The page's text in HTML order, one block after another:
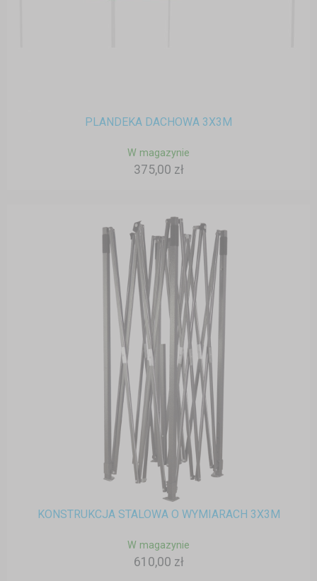
PLANDEKA DACHOWA 3X3M
W magazynie
375,00 zł
KONSTRUKCJA STALOWA O WYMIARACH 3X3M
W magazynie
610,00 zł